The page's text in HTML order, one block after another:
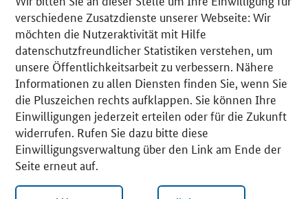
verschiedene Zusatzdienste unserer Webseite: Wir
möchten die Nutzeraktivität mit Hilfe
datenschutzfreundlicher Statistiken verstehen, um
unsere Öffentlichkeitsarbeit zu verbessern. Nähere
Informationen zu allen Diensten finden Sie, wenn Sie
die Pluszeichen rechts aufklappen. Sie können Ihre
Einwilligungen jederzeit erteilen oder für die Zukunft
widerrufen. Rufen Sie dazu bitte diese
Einwilligungsverwaltung über den Link am Ende der
Seite erneut auf.